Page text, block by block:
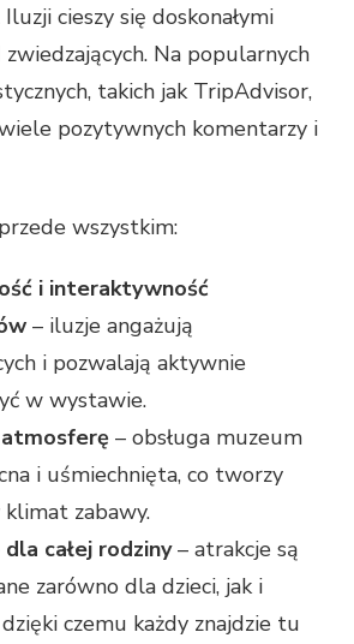
cieszy się doskonałymi
Na popularnych
takich jak TripAdvisor,
pozytywnych komentarzy i
wszystkim:
i interaktywność
– iluzje angażują
i pozwalają aktywnie
w wystawie.
atmosferę – obsługa muzeum
i uśmiechnięta, co tworzy
zabawy.
całej rodziny– atrakcje są
zarówno dla dzieci, jak i
dzięki czemu każdy znajdzie tu